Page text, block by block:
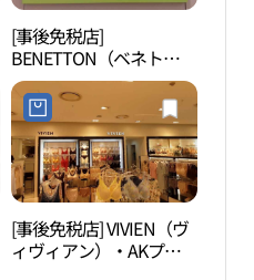
[事後免税店]
BENETTON（ベネト
ン）・AKプラザウォン
ジュ（原州）店(베네통
AK플라자 원주점)
[事後免税店] VIVIEN（ヴ
ィヴィアン）・AKプラ